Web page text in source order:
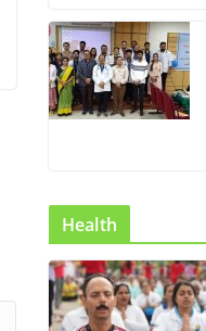
Health